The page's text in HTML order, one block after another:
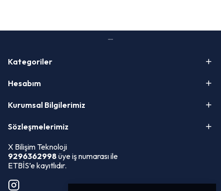
Kategoriler
Hesabım
Kurumsal Bilgilerimiz
Sözleşmelerimiz
X Bilişim Teknoloji
9296362998 üye iş numarası ile
ETBİS’e kayıtlıdır.